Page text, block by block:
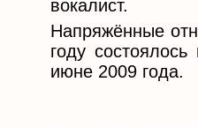
вокалист.
Напряжённые
году
июне 2009 года.